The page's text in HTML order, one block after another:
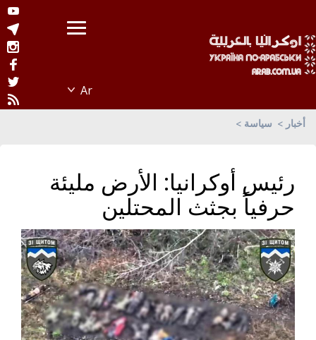
أخبار سياسة
رئيس أوكرانيا: الأرض مليئة
حرفياً بجثث المحتلين